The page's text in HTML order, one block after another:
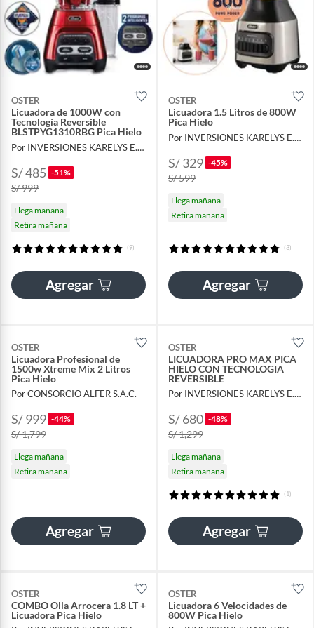
OSTER
Licuadora de 1000W con
Tecnología Reversible
BLSTPYG1310RBG Pica Hielo
Por INVERSIONES KARELYS E.I.R.L
S/ 485 -51%
S/ 999
Llega mañana
Retira mañana
(9)
Agregar
OSTER
Licuadora 1.5 Litros de 800W
Pica Hielo
Por INVERSIONES KARELYS E.I.R.L
S/ 329 -45%
S/ 599
Llega mañana
Retira mañana
(3)
Agregar
OSTER
Licuadora Profesional de
1500w Xtreme Mix 2 Litros
Pica Hielo
Por CONSORCIO ALFER S.A.C.
S/ 999 -44%
S/ 1,799
Llega mañana
Retira mañana
Agregar
OSTER
LICUADORA PRO MAX PICA
HIELO CON TECNOLOGIA
REVERSIBLE
Por INVERSIONES KARELYS E.I.R.L
S/ 680 -48%
S/ 1,299
Llega mañana
Retira mañana
(1)
Agregar
OSTER
COMBO Olla Arrocera 1.8 LT +
Licuadora Pica Hielo
OSTER
Licuadora 6 Velocidades de
800W Pica Hielo